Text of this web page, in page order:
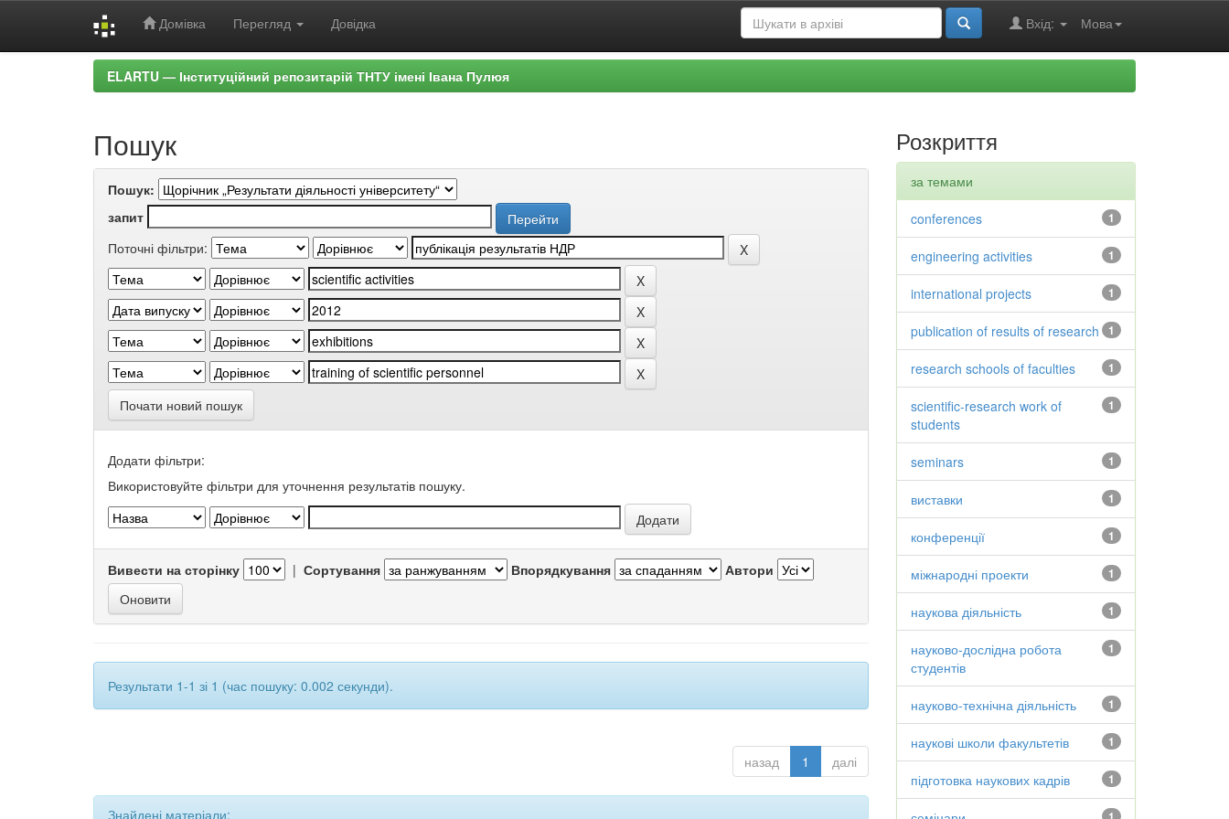
Домівка Перегляд Довідка Мова
Вхід:
ELARTU — Інституційний репозитарій ТНТУ імені Івана Пулюя
Пошук
Пошук:
запит
Поточні фільтри:
Почати новий пошук
Додати фільтри:
Використовуйте фільтри для уточнення результатів пошуку.
Вивести на сторінку | Сортування Впорядкування Автори
Результати 1-1 зі 1 (час пошуку: 0.002 секунди).
назад 1 далі
Знайдені матеріали:
Розкриття
за темами
1
conferences
1
engineering activities
1
international projects
1
publication of results of research
1
research schools of faculties
1
scientific-research work of
students
1
seminars
1
виставки
1
конференції
1
міжнародні проекти
1
наукова діяльність
1
науково-дослідна робота
студентів
1
науково-технічна діяльність
1
наукові школи факультетів
1
підготовка наукових кадрів